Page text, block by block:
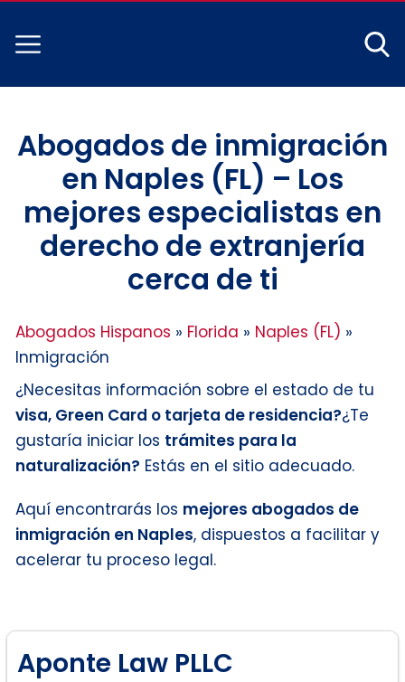
Abogados de inmigración
en Naples (FL) – Los
mejores especialistas en
derecho de extranjería
cerca de ti
Abogados Hispanos » Florida » Naples (FL) »
Inmigración
¿Necesitas información sobre el estado de tu
visa, Green Card o tarjeta de residencia?¿Te
gustaría iniciar los trámites para la
naturalización? Estás en el sitio adecuado.
Aquí encontrarás los mejores abogados de
inmigración en Naples, dispuestos a facilitar y
acelerar tu proceso legal.
Aponte Law PLLC